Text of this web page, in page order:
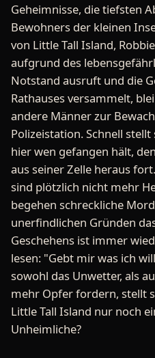
Geheimnisse, die tiefsten
Bewohners der kleinen
von Little Tall Island,
aufgrund des
Notstand ausruft und die
Rathauses versammelt,
andere Männer zur
Polizeistation. Schnell
hier wen gefangen hält,
aus seiner Zelle heraus
sind plötzlich nicht mehr
begehen schreckliche
unerfindlichen Gründen
Geschehens ist immer
lesen: "Gebt mir was ich
sowohl das Unwetter, als
mehr Opfer fordern, stellt
Little Tall Island nur noch
Unheimliche?